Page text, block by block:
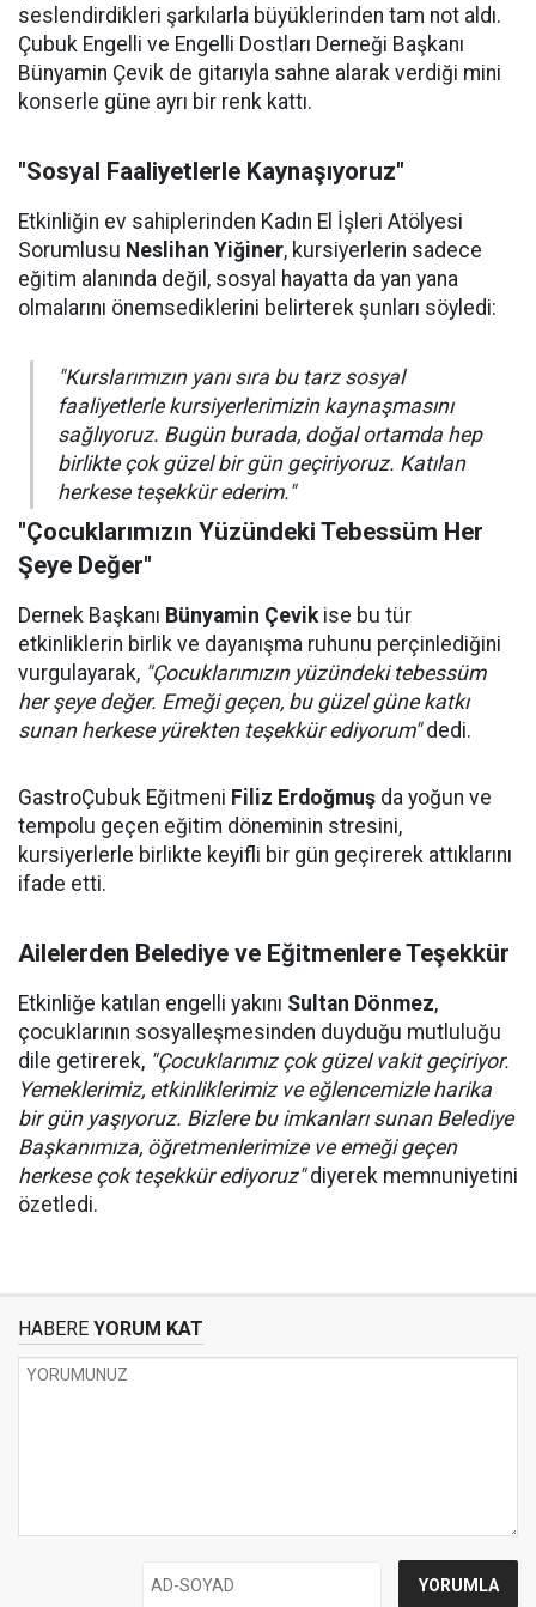
seslendirdikleri şarkılarla büyüklerinden tam not aldı.
Çubuk Engelli ve Engelli Dostları Derneği Başkanı
Bünyamin Çevik de gitarıyla sahne alarak verdiği mini
konserle güne ayrı bir renk kattı.
"Sosyal Faaliyetlerle Kaynaşıyoruz"
Etkinliğin ev sahiplerinden Kadın El İşleri Atölyesi
Sorumlusu Neslihan Yiğiner, kursiyerlerin sadece
eğitim alanında değil, sosyal hayatta da yan yana
olmalarını önemsediklerini belirterek şunları söyledi:
"Kurslarımızın yanı sıra bu tarz sosyal
faaliyetlerle kursiyerlerimizin kaynaşmasını
sağlıyoruz. Bugün burada, doğal ortamda hep
birlikte çok güzel bir gün geçiriyoruz. Katılan
herkese teşekkür ederim."
"Çocuklarımızın Yüzündeki Tebessüm Her
Şeye Değer"
Dernek Başkanı Bünyamin Çevikise bu tür
etkinliklerin birlik ve dayanışma ruhunu perçinlediğini
vurgulayarak, "Çocuklarımızın yüzündeki tebessüm
her şeye değer. Emeği geçen, bu güzel güne katkı
sunan herkese yürekten teşekkür ediyorum"dedi.
GastroÇubuk Eğitmeni Filiz Erdoğmuş da yoğun ve
tempolu geçen eğitim döneminin stresini,
kursiyerlerle birlikte keyifli bir gün geçirerek attıklarını
ifade etti.
Ailelerden Belediye ve Eğitmenlere Teşekkür
Etkinliğe katılan engelli yakını Sultan Dönmez,
çocuklarının sosyalleşmesinden duyduğu mutluluğu
dile getirerek, "Çocuklarımız çok güzel vakit geçiriyor.
Yemeklerimiz, etkinliklerimiz ve eğlencemizle harika
bir gün yaşıyoruz. Bizlere bu imkanları sunan Belediye
Başkanımıza, öğretmenlerimize ve emeği geçen
herkese çok teşekkür ediyoruz"diyerek memnuniyetini
özetledi.
HABERE YORUM KAT